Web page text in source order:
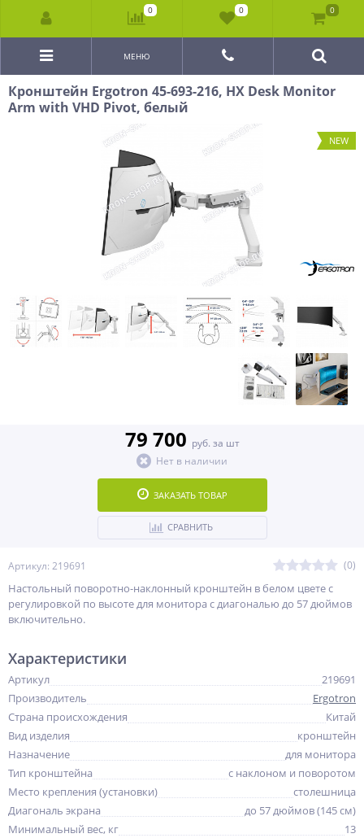
МЕНЮ
Кронштейн Ergotron 45-693-216, HX Desk Monitor
Arm with VHD Pivot, белый
NEW
Артикул: 219691 (0)
Настольный поворотно-наклонный кронштейн в белом цвете c
регулировкой по высоте для монитора с диагональю до 57 дюймов
включительно.
79 700 руб. за шт
Нет в наличии
ЗАКАЗАТЬ ТОВАР
СРАВНИТЬ
Характеристики
Артикул
219691
Производитель
Ergotron
Страна происхождения
Китай
Вид изделия
кронштейн
Назначение
для монитора
Тип кронштейна
с наклоном и поворотом
Место крепления (установки)
столешница
Диагональ экрана
до 57 дюймов (145 см)
Минимальный вес, кг
13
0 0 0